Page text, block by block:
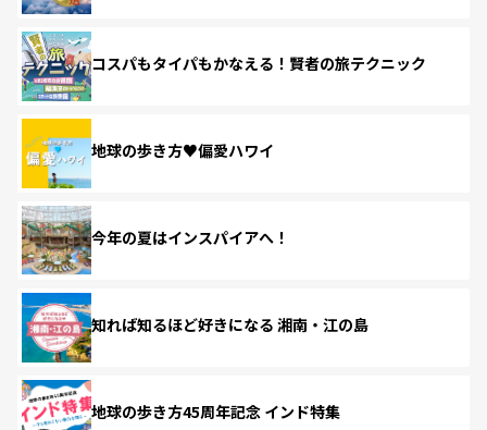
コスパもタイパもかなえる！賢者の旅テクニック
地球の歩き方♥偏愛ハワイ
今年の夏はインスパイアへ！
知れば知るほど好きになる 湘南・江の島
地球の歩き方45周年記念 インド特集